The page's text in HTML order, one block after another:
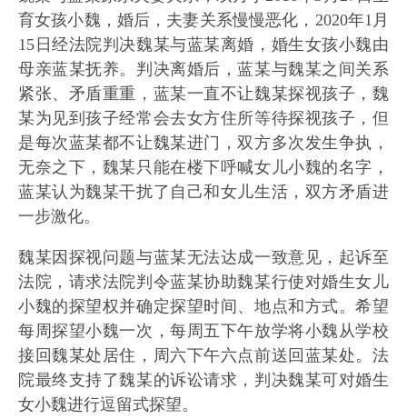
育女孩小魏，婚后，夫妻关系慢慢恶化，2020年1月
15日经法院判决魏某与蓝某离婚，婚生女孩小魏由
母亲蓝某抚养。判决离婚后，蓝某与魏某之间关系
紧张、矛盾重重，蓝某一直不让魏某探视孩子，魏
某为见到孩子经常会去女方住所等待探视孩子，但
是每次蓝某都不让魏某进门，双方多次发生争执，
无奈之下，魏某只能在楼下呼喊女儿小魏的名字，
蓝某认为魏某干扰了自己和女儿生活，双方矛盾进
一步激化。
魏某因探视问题与蓝某无法达成一致意见，起诉至
法院，请求法院判令蓝某协助魏某行使对婚生女儿
小魏的探望权并确定探望时间、地点和方式。希望
每周探望小魏一次，每周五下午放学将小魏从学校
接回魏某处居住，周六下午六点前送回蓝某处。法
院最终支持了魏某的诉讼请求，判决魏某可对婚生
女小魏进行逗留式探望。